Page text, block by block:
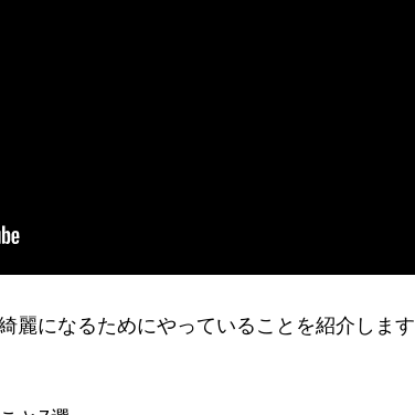
麗になるためにやっていることを紹介します